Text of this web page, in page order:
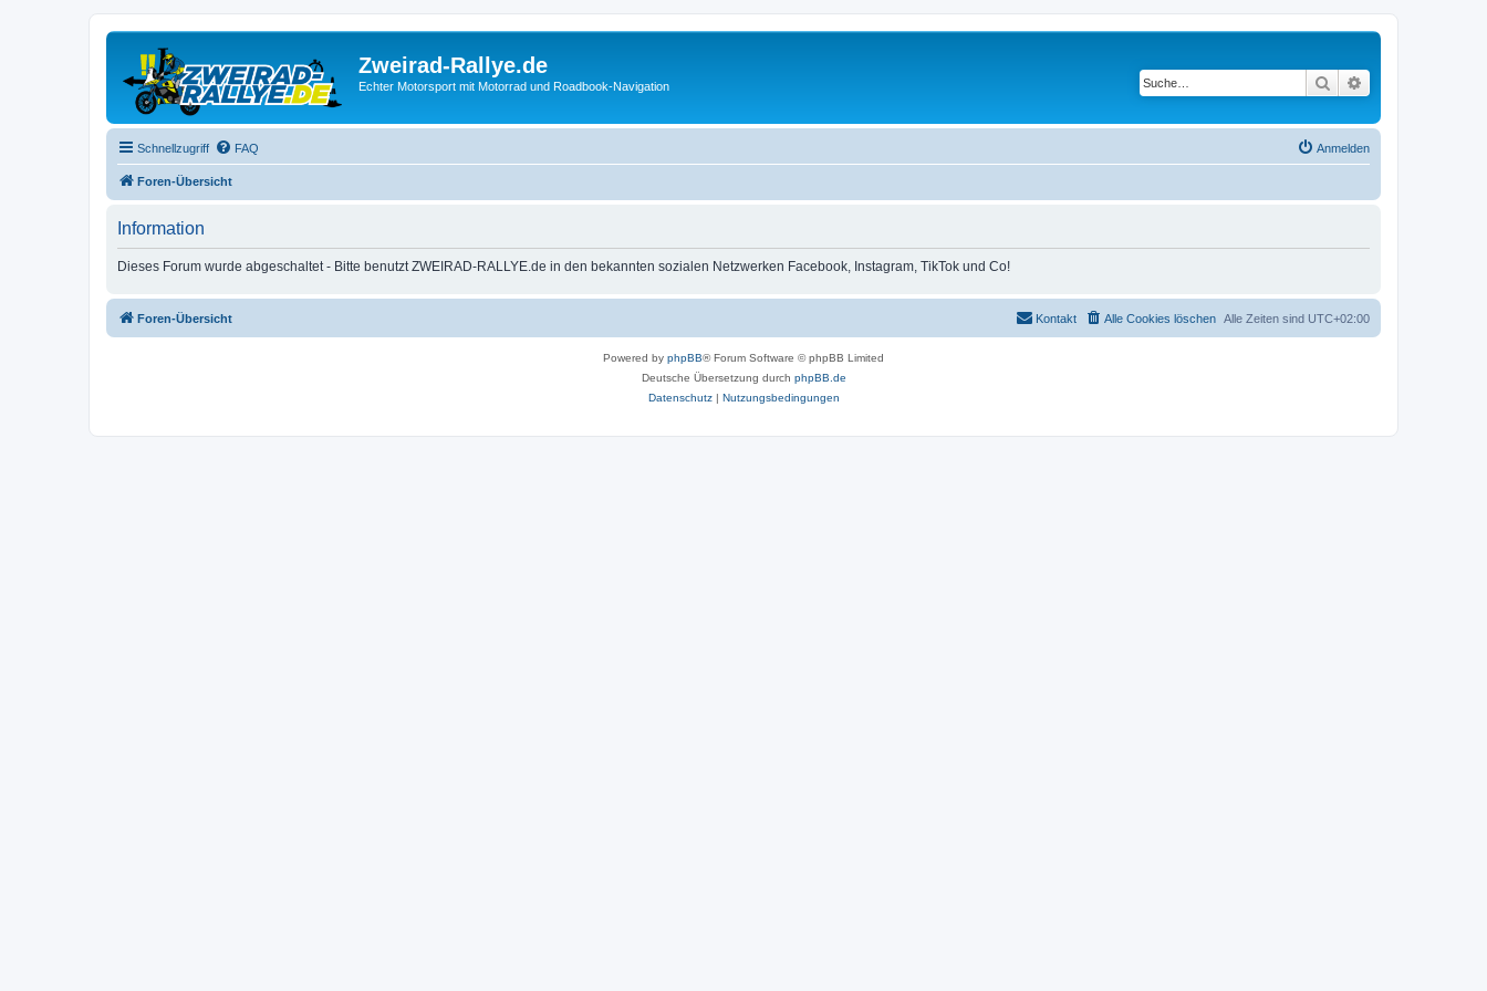
Zweirad-Rallye.de
Echter Motorsport mit Motorrad und Roadbook-Navigation Suche
Schnellzugriff FAQ Anmelden
Foren-Übersicht
Information
Dieses Forum wurde abgeschaltet - Bitte benutzt ZWEIRAD-RALLYE.de in den bekannten sozialen Netzwerken Facebook, Instagram, TikTok und Co!
Foren-Übersicht Alle Zeiten sind UTC+02:00
Alle Cookies löschen
Kontakt
Powered by phpBB® Forum Software © phpBB Limited
Deutsche Übersetzung durch phpBB.de
Datenschutz| Nutzungsbedingungen